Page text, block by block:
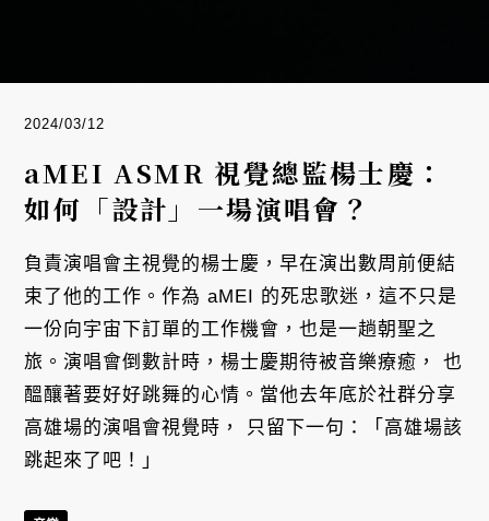
2024/03/12
aMEI ASMR 視覺總監楊士慶：
如何「設計」一場演唱會？
負責演唱會主視覺的楊士慶，早在演出數周前便結
束了他的工作。作為 aMEI 的死忠歌迷，這不只是
一份向宇宙下訂單的工作機會，也是一趟朝聖之
旅。演唱會倒數計時，楊士慶期待被音樂療癒， 也
醞釀著要好好跳舞的心情。當他去年底於社群分享
高雄場的演唱會視覺時， 只留下一句：「高雄場該
跳起來了吧！」